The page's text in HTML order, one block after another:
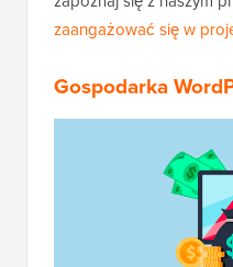
zaangażować się w
Gospodarka